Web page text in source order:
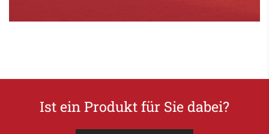
Ist ein Produkt für Sie dabei?